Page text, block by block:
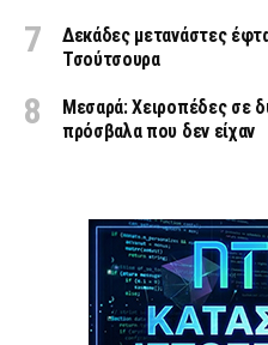
Δεκάδες μετανάστες
Τσούτσουρα
Μεσαρά: Χειροπέδες σε
πρόσβαλα που δεν είχαν